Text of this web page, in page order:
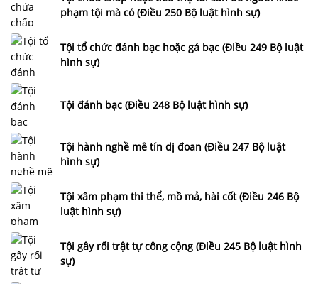
phạm tội mà có (Điều 250 Bộ luật hình sự)
Tội tổ chức đánh bạc hoặc gá bạc (Điều 249 Bộ luật
hình sự)
Tội đánh bạc (Điều 248 Bộ luật hình sự)
Tội hành nghề mê tín dị đoan (Điều 247 Bộ luật
hình sự)
Tội xâm phạm thi thể, mồ mả, hài cốt (Điều 246 Bộ
luật hình sự)
Tội gây rối trật tự công cộng (Điều 245 Bộ luật hình
sự)